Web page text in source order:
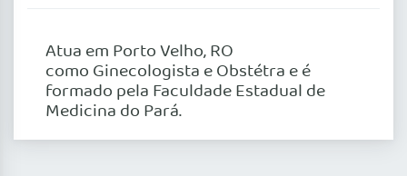
Atua em Porto Velho, RO
como Ginecologista e Obstétra e é
formado pela Faculdade Estadual de
Medicina do Pará.